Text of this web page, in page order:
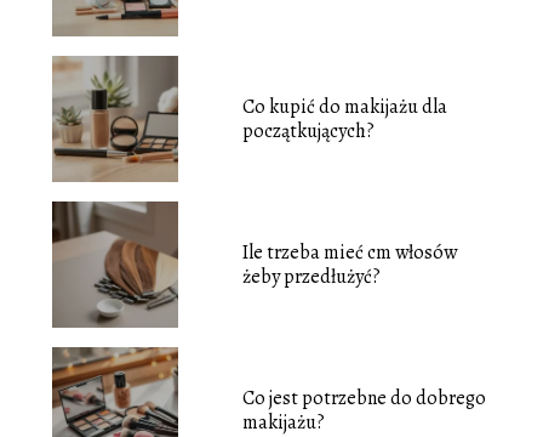
Co kupić do makijażu dla
początkujących?
Ile trzeba mieć cm włosów
żeby przedłużyć?
Co jest potrzebne do dobrego
makijażu?